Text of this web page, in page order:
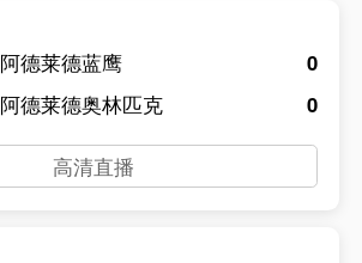
阿德莱德蓝鹰
阿德莱德奥林匹克
0
0
高清直播